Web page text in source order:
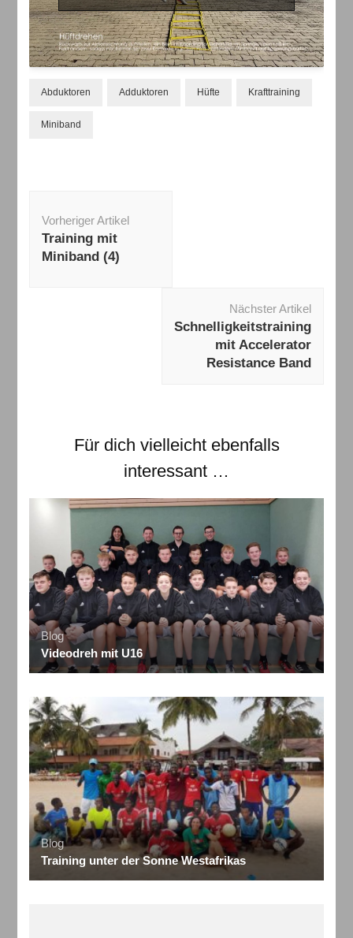
Abduktoren Adduktoren Hüfte Krafttraining
Miniband
Vorheriger Artikel
Training mit
Miniband (4)
Nächster Artikel
Schnelligkeitstraining
mit Accelerator
Resistance Band
Für dich vielleicht ebenfalls
interessant …
Blog
Videodreh mit U16
Blog
Training unter der Sonne Westafrikas